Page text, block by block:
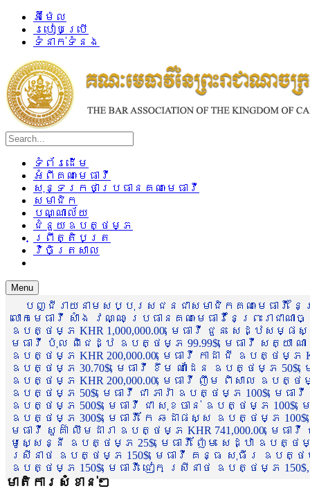
អ៊ីម៉ែល
របៀបប្រើ
ទំនាក់ទំនង
ទំព័រដើម
អំពីគណៈមេធាវី
សុន្ទរកថាប្រធានគណៈមេធាវី
សមាជិក
បណ្ណាល័យ
ជំនួយឧបត្ថម្ភ
ព្រឹត្តិបត្រ
វិចិត្រសាល
Menu
បញ្ជីរាយនាមសប្បុរសជនជាសមាជិកគណៈមេធាវី
លោកមេធាវី សាំង វណ្ណៈ ប្រធានគណៈមេធាវីនៃព្រះរា
ឧបត្ថម្ភ KHR 1,000,000.00, មេធាវី ជួន សេដ្ឋស
មេធាវី ប៉ុល ពិជេដ្ឋ ឧបត្ថម្ភ 99.99$, មេធាវី សត្យា ណ
ឧបត្ថម្ភ KHR 200,000.00, មេធាវី កាដា ជី ឧបត្ថម្ភ
ឧបត្ថម្ភ 30.70$, មេធាវី ខឹម ណាដែន ឧបត្ថម្ភ 50$,
ឧបត្ថម្ភ KHR 200,000.00, មេធាវី ញឹម ពិសាល ឧបត្ថ
ឧបត្ថម្ភ 50$, មេធាវី ជា ភារ៉ា ឧបត្ថម្ភ 100$, មេ
ឧបត្ថម្ភ 500$, មេធាវី ជា សុខចាន់ ឧបត្ថម្ភ
ឧបត្ថម្ភ 300$, មេធាវី កែ ឆដាផស្ស ឧបត្ថម្ភ
មេធាវី សួគ៌ា លឹមដារា ឧបត្ថម្ភ KHR 741,000.00, មេ
មូសេ្សន្នី ឧបត្ថម្ភ 25$, មេធាវី ញ៉ែម សេដ្ឋា ឧបត្ថ
ស្រីនាថ ឧបត្ថម្ភ 150$, មេធាវី គន្ធ សុធីរ ឧបត្ថម្ភ
ឧបត្ថម្ភ 150$, មេធាវី ជៀក ស្រីនាថ ឧបត្ថម្ភ 150$,
មាតិការសំខាន់ៗ